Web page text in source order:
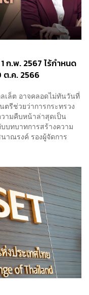
ก.พ. 2567 ไร้กำหนด
ต.ค. 2566
เล็ต อาจคลอดไม่ทันวันที่
รีช่วยว่าการกระทรวง
ามคืบหน้าล่าสุดเป็น
บทบาทการสร้างความ
าณรงค์ รองผู้จัดการ